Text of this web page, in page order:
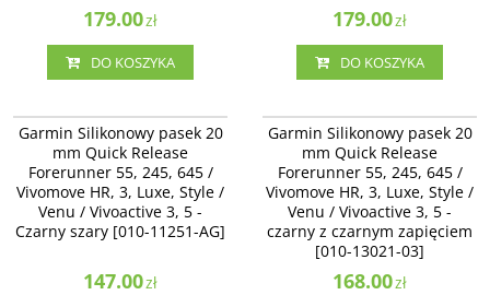
179.00zł
DO KOSZYKA
179.00zł
DO KOSZYKA
Garmin Silikonowy pasek 20 mm
Quick Release Forerunner 55, 245,
645 / Vivomove HR, 3, Luxe, Style /
Venu / Vivoactive 3, 5 - Czarny
szary [010-11251-AG]
Garmin Silikonowy pasek 20
mm Quick Release
Forerunner 55, 245, 645 /
Vivomove HR, 3, Luxe, Style /
Venu / Vivoactive 3, 5 -
Czarny szary [010-11251-AG]
147.00zł
Garmin Silikonowy pasek 20 mm
Quick Release Forerunner 55, 245,
645 / Vivomove HR, 3, Luxe, Style /
Venu / Vivoactive 3 - czarny z
czarnym zapięciem [010-13021-03]
Garmin Silikonowy pasek 20
mm Quick Release
Forerunner 55, 245, 645 /
Vivomove HR, 3, Luxe, Style /
Venu / Vivoactive 3, 5 -
czarny z czarnym zapięciem
[010-13021-03]
168.00zł